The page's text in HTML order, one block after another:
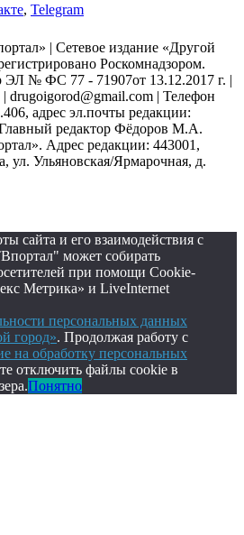
, Telegram
| Сетевое издание «Другой
Роскомнадзором.
ЭЛ № ФС 77 - 71907от 13.12.2017 г. |
drugoigorod@gmail.com | Телефон
адрес эл.почты редакции:
редактор Фёдоров М.А.
Адрес редакции: 443001,
ул. Ульяновская/Ярмарочная, д.
сайта и его взаимодействия с
может собирать
при помощи Cookie-
Метрика» и LiveInternet
персональных данных
город». Продолжая работу с
на обработку персональных
отключить файлы cookie в
Понятно